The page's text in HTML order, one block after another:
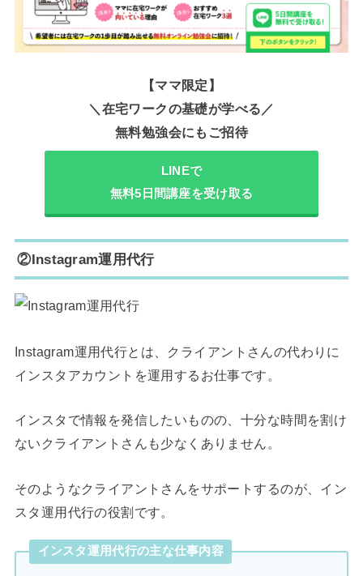
【ママ限定】
＼在宅ワークの基礎が学べる／
無料勉強会にもご招待
LINEで
無料5日間講座を受け取る
②Instagram運用代行
Instagram運用代行とは、クライアントさんの代わりに
インスタアカウントを運用するお仕事です。
インスタで情報を発信したいものの、十分な時間を割け
ないクライアントさんも少なくありません。
そのようなクライアントさんをサポートするのが、イン
スタ運用代行の役割です。
インスタ運用代行の主な仕事内容